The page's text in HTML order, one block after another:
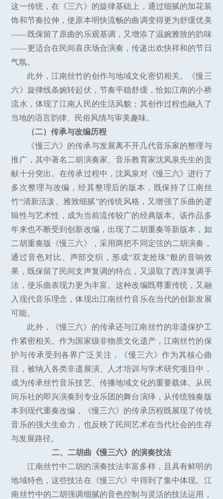
这一传统，在《三六》的旋律基础上，通过细腻的加花装
饰和节奏拉伸，使原本明快流畅的曲调变得更为舒缓优美
——既保留了原曲的乐观基调，又增添了温婉雅致的韵味
——更适合在民间喜庆场合演奏，传递出欢快祥和的节日
气氛。
此外，江南丝竹的创作与地域文化密切相关。《慢三
六》旋律线条婉转起伏，节奏平稳舒缓，恰如江南的小桥
流水，体现了江南人民的生活风貌；其创作过程也融入了
当地的语言韵律、民俗风情与审美趣味。
（二）传承与改编历程
《慢三六》的传承与发展离不开几代音乐家的整理与
推广，其中著名二胡演奏家、音乐教育家沈凤泉先生的贡
献十分突出。在传承过程中，沈凤泉对《慢三六》进行了
多次整理与改编，经其整理后的版本，既保持了江南丝
竹“清新活泼、雅致细腻”的传统风格，又增强了乐曲的逻
辑性与艺术性，成为当前流传较广的经典版本。该作品多
年来也不断受到创新改编，出现了二胡重奏等新版本，如
二胡重奏版《慢三六》，采用两把不同定弦的二胡演奏，
通过音色对比、声部交织，形成“双龙抢珠”般的音响效
果，既保留了民间支声复调的特点，又汲取了西洋复调手
法，使乐曲表现力更为丰富。这种改编既尊重传统，又融
入现代音乐理念，体现出江南丝竹音乐在当代的创新发展
可能。
此外，《慢三六》的传承还与江南丝竹的非遗保护工
作紧密相关。作为国家级非物质文化遗产，江南丝竹的保
护与传承受到各界广泛关注，《慢三六》作为其核心曲
目，被纳入各类非遗展演、人才培训与学术研究项目中，
成为传承丝竹音乐技艺、传播地域文化的重要载体。从民
间乐社的即兴演奏到专业乐团的舞台演绎，从传统独奏版
本到现代重奏改编，《慢三六》的传承历程既展现了传统
音乐的强大生命力，也反映了民间艺术在当代社会的生存
与发展路径。
二、二胡曲《慢三六》的演奏技法
江南丝竹中二胡的演奏技法丰富多样，且具有鲜明的
地域特色，这些技法在《慢三六》中得到了集中体现。江
南丝竹中的二胡强调细腻的音色控制与灵活的技法运用，